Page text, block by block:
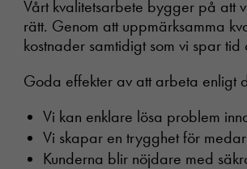
Vårt kvalitetsarbete bygger på att
rätt. Genom att uppmärksamma
kostnader samtidigt som vi spar
Goda effekter av att arbeta enligt
Vi kan enklare lösa problem
Vi skapar en trygghet för
Kunderna blir nöjdare med